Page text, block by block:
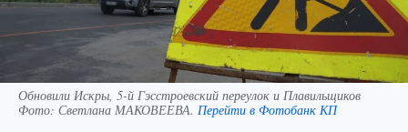
Обновили Искры, 5-й Гэсстроевский переулок и Плавильщиков
Фото: Светлана МАКОВЕЕВА. Перейти в Фотобанк КП